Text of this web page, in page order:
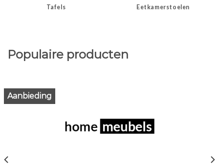
Tafels Eetkamerstoelen
Populaire producten
Aanbieding